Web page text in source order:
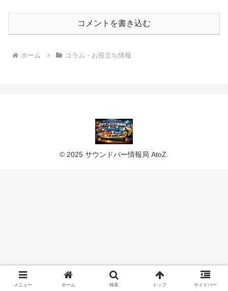
コメントを書き込む
ホーム コラム・お役立ち情報
© 2025 サウンドバー情報局 AtoZ.
メニュー ホーム 検索 トップ サイドバー